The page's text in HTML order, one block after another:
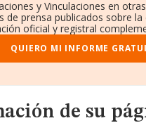
y Vinculaciones en
de prensa publicados sobre la
oficial y registral
QUIERO MI INFORME
de su página web
de su